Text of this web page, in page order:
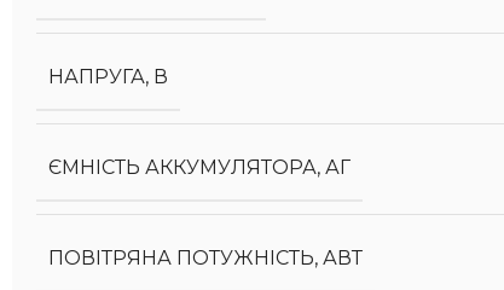
НАПРУГА, В
ЄМНІСТЬ АККУМУЛЯТОРА, АГ
ПОВІТРЯНА ПОТУЖНІСТЬ, АВТ